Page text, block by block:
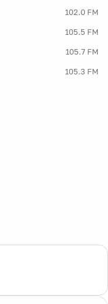
102.0 FM
105.5 FM
105.7 FM
105.3 FM